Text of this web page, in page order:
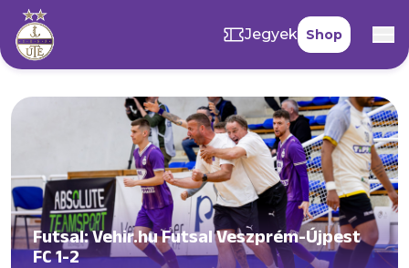
Jegyek Shop
Futsal: Vehir.hu Futsal Veszprém-Újpest
FC 1-2